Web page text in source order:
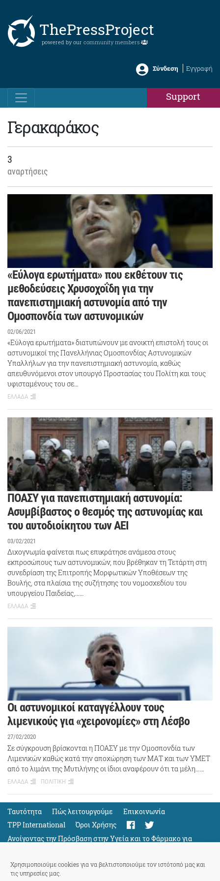
Χρησιμοποιούμε cookies για να βελτιστοποιούμε τον ιστότοπό μας και
τις υπηρεσίες μας.
ThePressProject
powered by our community members
Σύνδεση Εγγραφή
Support
Γερακαράκος
3
αναρτήσεις
«Εύλογα ερωτήματα» που εκθέτουν τις
μεθοδεύσεις Χρυσοχοΐδη για την
πανεπιστημιακή αστυνομία από την
Ομοσπονδία των αστυνομικών
02/06/2021
«Εύλογα ερωτήματα» διατυπώνουν με ανοικτή επιστολή τους οι
αστυνομικοί της Πανελλήνιας Ομοσπονδίας Αστυνομικών
Υπαλλήλων για την πανεπιστημιακή αστυνομία, καθώς
απευθυνόμενοι στον υπουργό Προστασίας του Πολίτη και τους
υφισταμένους του σε…
ΕΛΛΑΔΑ
ΠΟΑΣΥ για πανεπιστημιακή αστυνομία:
Ασυμβίβαστος ο θεσμός της αστυνομίας και
του αυτοδιοίκητου των ΑΕΙ
03/02/2021
Διχογνωμία φαίνεται πως επικράτησε ανάμεσα στους
εκπροσώπους των αστυνομικών, που βρέθηκαν τη Τετάρτη στη
συνεδρίαση της Επιτροπής Μορφωτικών Υποθέσεων της
Βουλής, στα πλαίσια της συζήτησης του νομοσχεδίου του
υπουργείου Παιδείας,……
ΕΛΛΑΔΑ
Οι αστυνομικοί καταγγέλλουν τους
λιμενικούς για «χειρονομίες» στη Λέσβο
27/02/2020
Σε σύγκρουση βρίσκονται η ΠΟΑΣΥ με την Ομοσπονδία των
Λιμενικών καθώς κατά την αποχώρηση των ΜΑΤ και των ΥΜΕΤ
από το λιμάνι της Μυτιλήνης οι ίδιοι αναφέρουν ότι τα μέλη……
ΕΛΛΑΔΑ ΠΟΛΙΤΙΚΗ
Ταυτότητα Πώς λειτουργούμε
Eπικοινωνία
TPP International
Όροι Χρήσης
Ανοίγοντας την Πρόσβαση στην Υγεία και το Φάρμακο για
Όλους
Support